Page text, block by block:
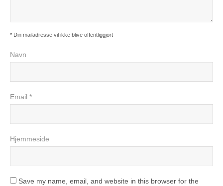
* Din mailadresse vil ikke blive offentliggjort
Navn
Email *
Hjemmeside
Save my name, email, and website in this browser for the